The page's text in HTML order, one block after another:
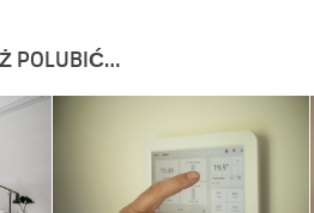
POLUBIĆ…